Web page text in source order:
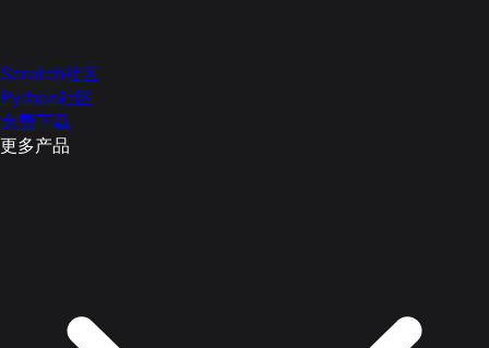
Scratch社区
Python社区
免费下载
更多产品